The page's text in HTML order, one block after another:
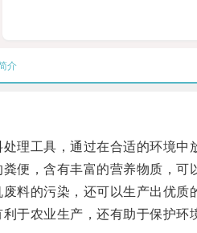
介
工具，通过在合适的环境中
，含有丰富的营养物质，可
的污染，还可以生产出优质
农业生产，还有助于保护环